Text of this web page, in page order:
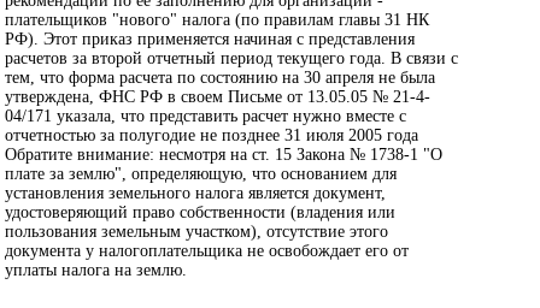
плательщиков "нового" налога (по правилам главы 31 НК
РФ). Этот приказ применяется начиная с представления
расчетов за второй отчетный период текущего года. В связи с
тем, что форма расчета по состоянию на 30 апреля не была
утверждена, ФНС РФ в своем Письме от 13.05.05 № 21-4-
04/171 указала, что представить расчет нужно вместе с
отчетностью за полугодие не позднее 31 июля 2005 года
Обратите внимание: несмотря на ст. 15 Закона № 1738-1 "О
плате за землю", определяющую, что основанием для
установления земельного налога является документ,
удостоверяющий право собственности (владения или
пользования земельным участком), отсутствие этого
документа у налогоплательщика не освобождает его от
уплаты налога на землю.